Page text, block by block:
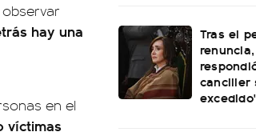
hay una
en el
víctimas
Tras el
canciller